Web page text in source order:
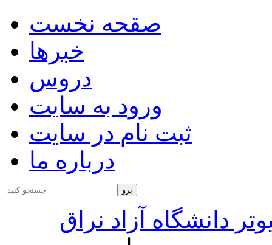
صقحه نخست
خبرها
دروس
ورود به سایت
ثبت نام در سایت
درباره ما
دانشگاه آزاد نراق